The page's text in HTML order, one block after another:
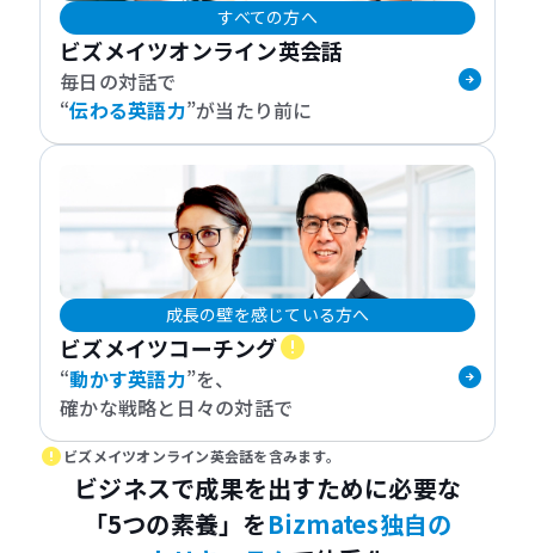
すべての方へ
ビズメイツオンライン英会話
毎日の対話で
“伝わる英語力”が当たり前に
成長の壁を感じている方へ
ビズメイツコーチングerror
“動かす英語力”を、
確かな戦略と日々の対話で
error ビズメイツオンライン英会話を含みます。
ビジネスで成果を出すために必要な
「5つの素養」をBizmates独自の